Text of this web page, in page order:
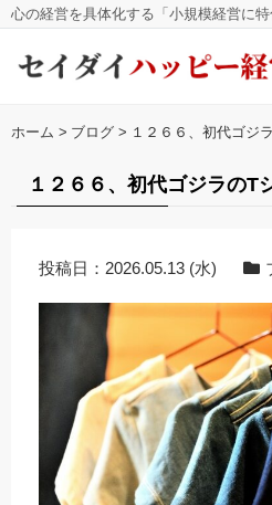
心の経営を具体化する「小規模経営に
ホーム > ブログ > １２６６、初代ゴジ
１２６６、初代ゴジラのT
投稿日： 2026.05.13 (水)